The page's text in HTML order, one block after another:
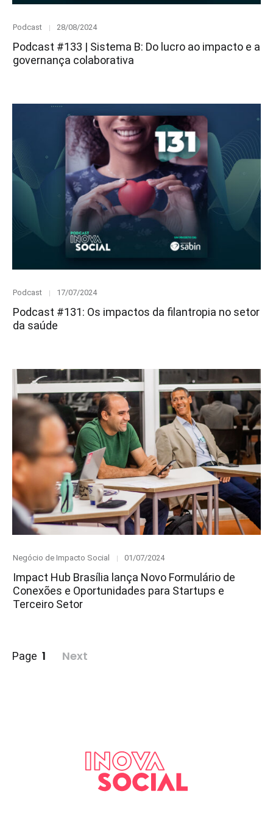
Category
Podcast
Posted
28/08/2024
Podcast #133 | Sistema B: Do lucro ao impacto e a
governança colaborativa
Category
Podcast
Posted
17/07/2024
Podcast #131: Os impactos da filantropia no setor
da saúde
Category
Negócio de Impacto Social
Posted
01/07/2024
Impact Hub Brasília lança Novo Formulário de
Conexões e Oportunidades para Startups e
Terceiro Setor
Paginação
Page 1 Next